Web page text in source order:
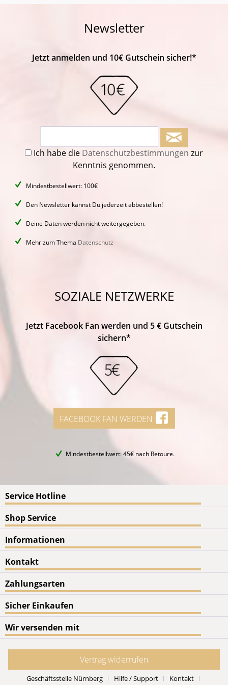
Newsletter
Jetzt anmelden und 10€ Gutschein sicher!*
Ich habe die Datenschutzbestimmungen zur
Kenntnis genommen.
Mindestbestellwert: 100€
Den Newsletter kannst Du jederzeit abbestellen!
Deine Daten werden nicht weitergegeben.
Mehr zum Thema Datenschutz
SOZIALE NETZWERKE
Jetzt Facebook Fan werden und 5 € Gutschein
sichern*
FACEBOOK FAN WERDEN
Mindestbestellwert: 45€ nach Retoure.
Service Hotline
Shop Service
Informationen
Kontakt
Zahlungsarten
Sicher Einkaufen
Wir versenden mit
Vertrag widerrufen
Geschäftsstelle Nürnberg Hilfe / Support Kontakt